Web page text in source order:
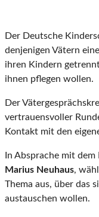
Der Deutsche
denjenigen Vätern
ihren Kindern
ihnen pflegen wollen.
Der
vertrauensvoller
Kontakt mit den
In Absprache mit
Marius Neuhaus,
Thema aus, über das
austauschen wollen.